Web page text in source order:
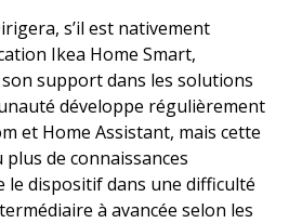
s’il est nativement
Ikea Home Smart,
support dans les solutions
développe régulièrement
et Home Assistant, mais cette
de connaissances
le dispositif dans une difficulté
à avancée selon les